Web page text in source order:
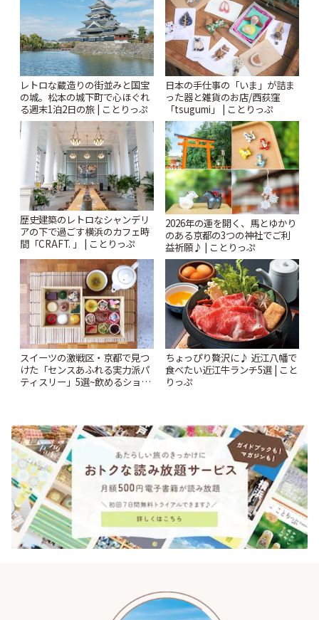
レトロな蔵造りの街並みと国宝
の城。松本の城下町で心ほぐれ
る週末1泊2日の旅 | ことりっぷ
日本の手仕事の「いま」が詰ま
った器と雑貨のお店/西荻窪
「tsugumi」 | ことりっぷ
歴史建築のレトロなシャンデリ
アの下で過ごす横浜のカフェ時
間「CRAFT. 」 | ことりっぷ
2026年の運を開く、馬とゆかり
のある京都の3つの神社でご利
益祈願♪ | ことりっぷ
スイーツの激戦区・京都で見つ
けた「センスあふれる実力派パ
ティスリー」5選~飲めるショー
ちょっぴり贅沢に♪ 近江八幡で
食べたい近江牛ランチ5選 | こと
りっぷ